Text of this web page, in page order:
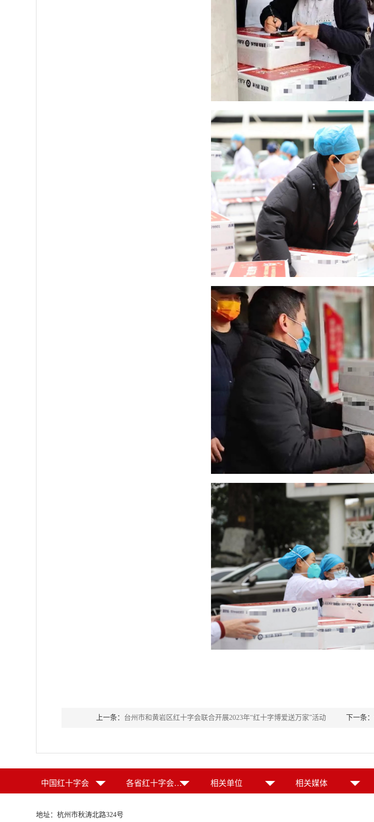
上一条： 台州市和黄岩区红十字会联合开展2023年“红十字博爱送万家”活动 下一条：
中国红十字会 各省红十字会（特别行政区红十字会） 相关单位 相关媒体
地址：杭州市秋涛北路324号